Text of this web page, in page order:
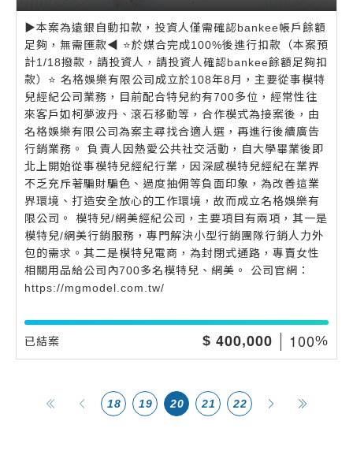
▶️本案為遠銀自動扣款，投資人僅需確認bankee帳戶餘額
足夠，無需匯款◀️ ⭐️於媒合完成100%後進行扣款（本案預
計1/18撥款，請投資人，請投資人確認bankee餘額足夠扣
款）⭐️ 名格娛樂有限公司成立於108年8月，主要從事模特
兒經紀公司業務，目前配合特兒約有700多位，經常性往
來客戶如柯夢波丹、滾石移動等，合作模式為接案後，由
名格娛樂有限公司為案主尋找合適人選，再進行後續廣告
行銷業務。 負責人因熱愛公共社交活動，自大學畢業後即
北上開始從事模特兒經紀行業，因深感模特兒經紀在業界
不乏充斥著騙財騙色、過度抽佣等負面印象，為改善這業
界環境、打造安全放心的工作環境，故而成立名格娛樂有
限公司。 模特兒/網美經紀公司，主要項目有兩項，其一是
模特兒/網美行銷服務，專門解決小型行銷團隊行銷人力外
包的需求。其二是模特兒電商，為封閉式通路，專賣女性
相關用品給公司內700多名模特兒、網美。 公司官網：
https://mgmodel.com.tw/
已結案 $ 400,000 100%
18 19 20 21 22